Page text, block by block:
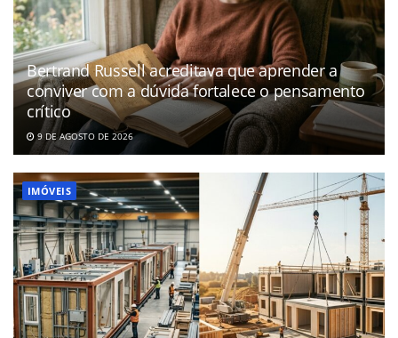
Bertrand Russell acreditava que aprender a
conviver com a dúvida fortalece o pensamento
crítico
9 DE AGOSTO DE 2026
IMÓVEIS